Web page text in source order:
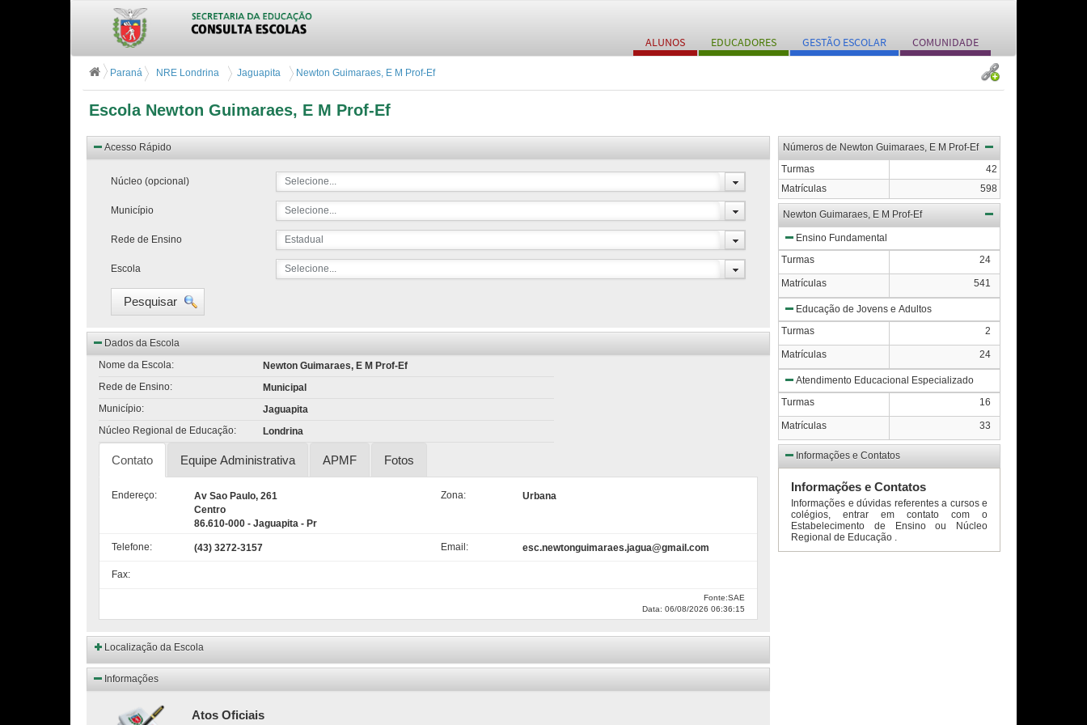
ALUNOS EDUCADORES GESTÃO ESCOLAR COMUNIDADE
Escola Newton Guimaraes, E M Prof-Ef
Paraná NRE Londrina Jaguapita Newton Guimaraes, E M Prof-Ef
Acesso Rápido
Núcleo (opcional) Selecione...
Município Selecione...
Rede de Ensino Estadual
Escola Selecione...
Pesquisar
Dados da Escola
Nome da Escola:
Newton Guimaraes, E M Prof-Ef
Rede de Ensino:
Municipal
Município:
Jaguapita
Núcleo Regional de Educação:
Londrina
Contato Equipe Administrativa APMF Fotos
Endereço:
Av Sao Paulo, 261
Centro
86.610-000 - Jaguapita - Pr
Zona: Urbana
Telefone: (43) 3272-3157 Email: esc.newtonguimaraes.jagua@gmail.com
Fax:
Fonte:SAE
Data: 06/08/2026 06:36:15
Localização da Escola
Informações
Atos Oficiais
Números de Newton Guimaraes, E M Prof-Ef
Turmas
42
Matrículas
598
Newton Guimaraes, E M Prof-Ef
Ensino Fundamental
Turmas
24
Matrículas 541
Educação de Jovens e Adultos
Turmas
2
Matrículas 24
Atendimento Educacional Especializado
Turmas
16
Matrículas 33
Informações e Contatos
Informações e Contatos
Informações e dúvidas referentes a cursos e
colégios, entrar em contato com o
Estabelecimento de Ensino ou Núcleo
Regional de Educação .